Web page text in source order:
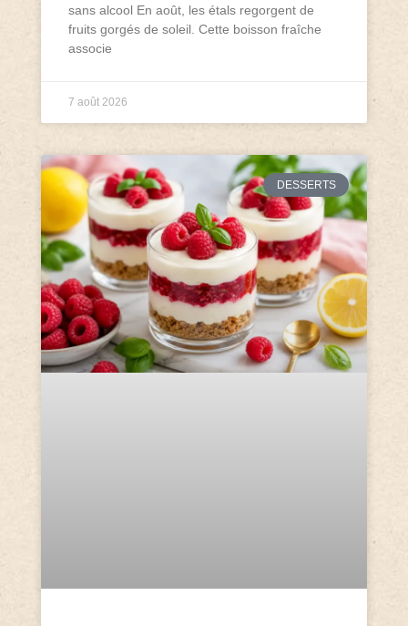
sans alcool En août, les étals regorgent de
fruits gorgés de soleil. Cette boisson fraîche
associe
7 août 2026
DESSERTS